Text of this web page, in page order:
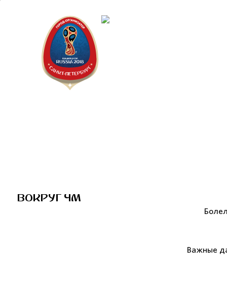
ВОКРУГ ЧМ
Важные